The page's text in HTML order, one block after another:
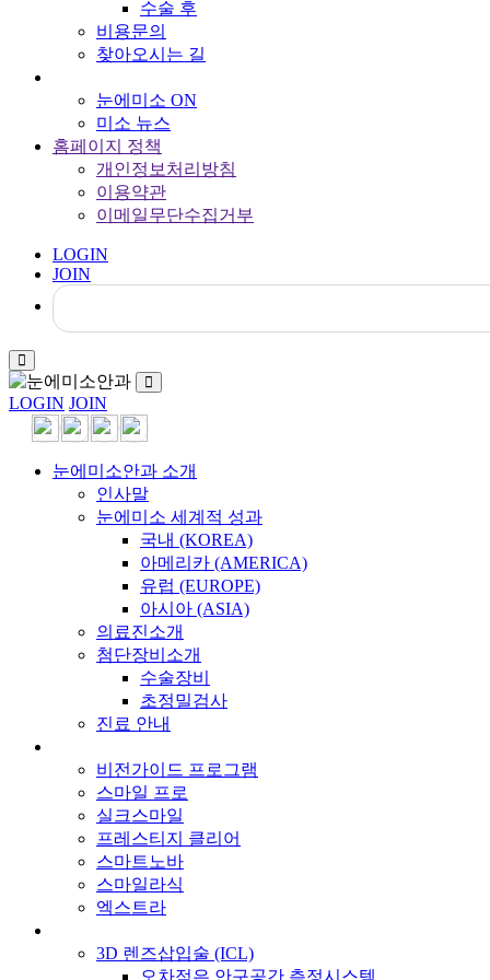
수술 후
비용문의
찾아오시는 길
눈에미소 ON
미소 뉴스
홈페이지 정책
개인정보처리방침
이용약관
이메일무단수집거부
LOGIN
JOIN
LOGIN JOIN
눈에미소안과 소개
인사말
눈에미소 세계적 성과
국내 (KOREA)
아메리카 (AMERICA)
유럽 (EUROPE)
아시아 (ASIA)
의료진소개
첨단장비소개
수술장비
초정밀검사
진료 안내
비전가이드 프로그램
스마일 프로
실크스마일
프레스티지 클리어
스마트노바
스마일라식
엑스트라
3D 렌즈삽입술 (ICL)
오차적은 안구공간 측정시스템